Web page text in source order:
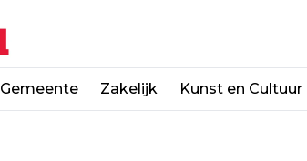
Gemeente Zakelijk Kunst en Cultuur